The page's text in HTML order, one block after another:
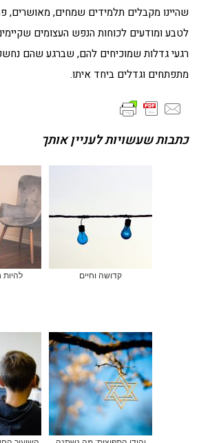
שהיינו מקבלים תלמידים שמחים, מאושרים,
לטבע ומודעים לכוחות הנפש העצומים
רגעי גדלות שמוכיחים להם, שברגע שהם
מתפתחים וגדלים ביחד איתו.
כתבות שעשויות לעניין אותך
קדושה וחיים להיות